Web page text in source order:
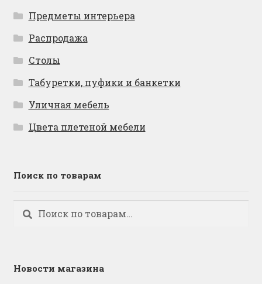
Предметы интерьера
Распродажа
Столы
Табуретки, пуфики и банкетки
Уличная мебель
Цвета плетеной мебели
Поиск по товарам
Искать:
Поиск
Новости магазина